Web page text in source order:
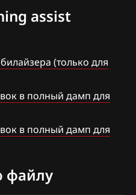
assist
(только для
в полный дамп для
в полный дамп для
файлу